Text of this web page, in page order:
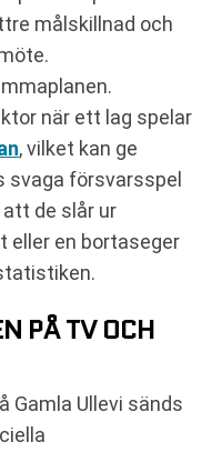
målskillnad och
när ett lag spelar
, vilket kan ge
svaga försvarsspel
de slår ur
eller en bortaseger
PÅ TV OCH
Gamla Ullevi sänds